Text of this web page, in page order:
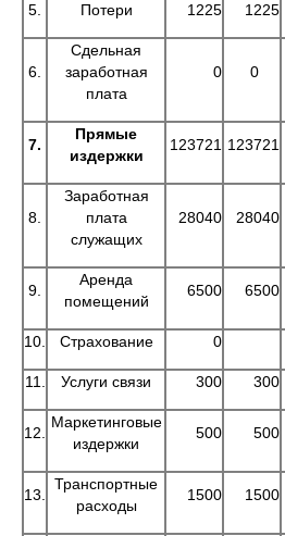
5. Потери 1225 1225
6.
Сдельная
заработная
плата
0 0
7.
Прямые
издержки
123721 123721
8.
Заработная
плата
служащих
28040 28040
9.
Аренда
помещений
6500 6500
10. Страхование 0
11. Услуги связи 300 300
12.
Маркетинговые
издержки
500 500
13.
Транспортные
расходы
1500 1500